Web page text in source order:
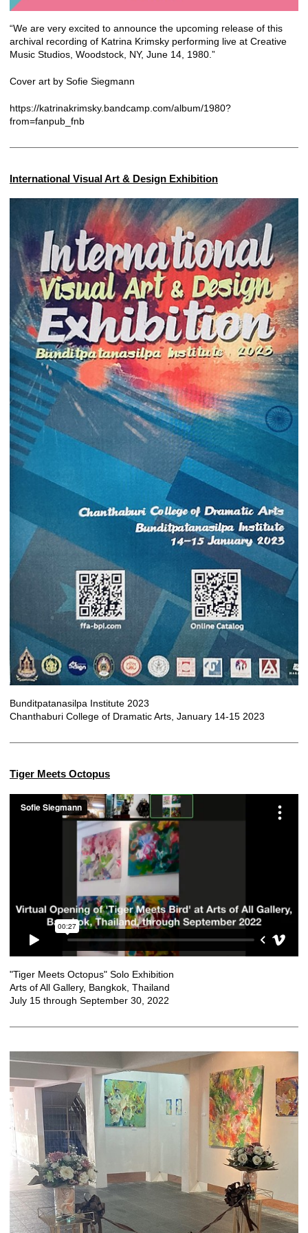
“We are very excited to announce the upcoming release of this
archival recording of Katrina Krimsky performing live at Creative
Music Studios, Woodstock, NY, June 14, 1980.”
Cover art by Sofie Siegmann
https://katrinakrimsky.bandcamp.com/album/1980?
from=fanpub_fnb
International Visual Art & Design Exhibition
Bunditpatanasilpa Institute 2023
Chanthaburi College of Dramatic Arts, January 14-15 2023
Tiger Meets Octopus
"Tiger Meets Octopus" Solo Exhibition
Arts of All Gallery, Bangkok, Thailand
July 15 through September 30, 2022